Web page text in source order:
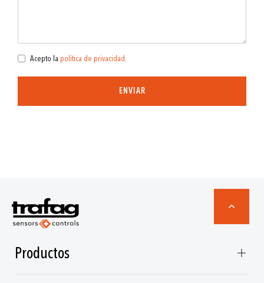
Acepto la política de privacidad.
ENVIAR
Productos